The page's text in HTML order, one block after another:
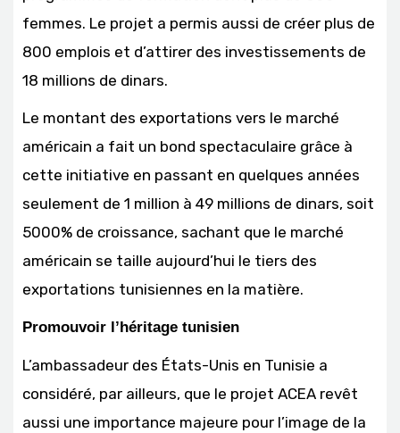
femmes. Le projet a permis aussi de créer plus de
800 emplois et d’attirer des investissements de
18 millions de dinars.
Le montant des exportations vers le marché
américain a fait un bond spectaculaire grâce à
cette initiative en passant en quelques années
seulement de 1 million à 49 millions de dinars, soit
5000% de croissance, sachant que le marché
américain se taille aujourd’hui le tiers des
exportations tunisiennes en la matière.
Promouvoir l’héritage tunisien
L’ambassadeur des États-Unis en Tunisie a
considéré, par ailleurs, que le projet ACEA revêt
aussi une importance majeure pour l’image de la